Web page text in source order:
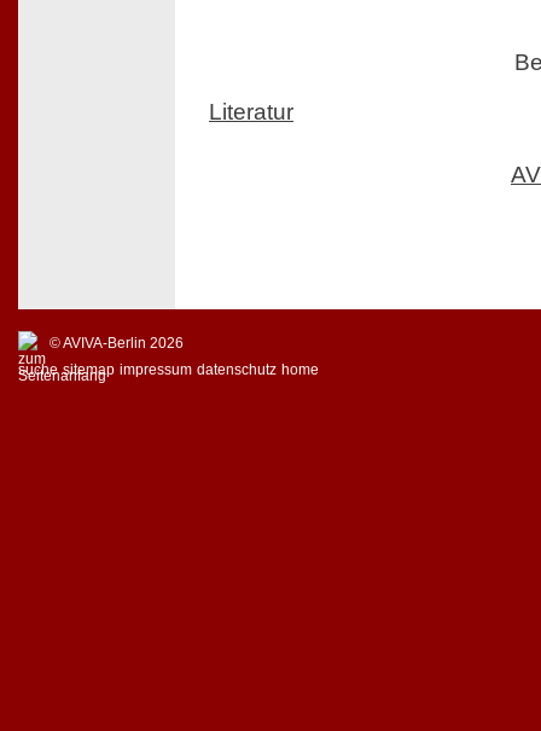
Literatur
© AVIVA-Berlin 2026
suche sitemap impressum datenschutz home